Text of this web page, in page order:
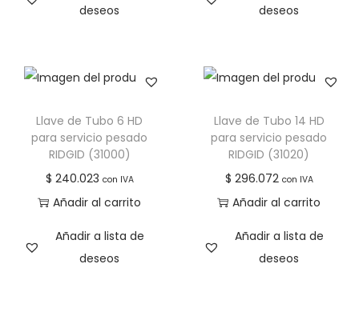
deseos
deseos
Llave de Tubo 6 HD
para servicio pesado
RIDGID (31000)
$ 240.023 con IVA
Añadir al carrito
Añadir a lista de
deseos
Llave de Tubo 14 HD
para servicio pesado
RIDGID (31020)
$ 296.072 con IVA
Añadir al carrito
Añadir a lista de
deseos